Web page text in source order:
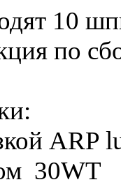
10
по
ARP
30WT